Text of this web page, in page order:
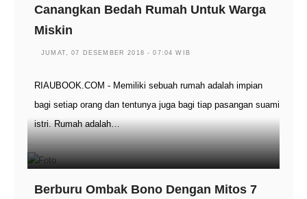
Canangkan Bedah Rumah Untuk Warga
Miskin
JUMAT, 07 DESEMBER 2018 - 07:04 WIB
RIAUBOOK.COM - Memiliki sebuah rumah adalah impian
bagi setiap orang dan tentunya juga bagi tiap pasangan suami
istri. Rumah adalah…
Berburu Ombak Bono Dengan Mitos 7